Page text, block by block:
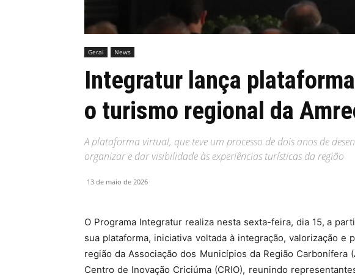
Geral News
Integratur lança
o turismo regional da
A plataforma virtual, que teve um processo de dois anos de
organizar e dar visibilidade às experiências turísticas da região
13 de maio de 2026
O Programa Integratur realiza nesta sexta-feira, dia 15, a
sua plataforma, iniciativa voltada à integração, valorização e
região da Associação dos Municípios da Região Carbonífera
Centro de Inovação Criciúma (CRIO), reunindo